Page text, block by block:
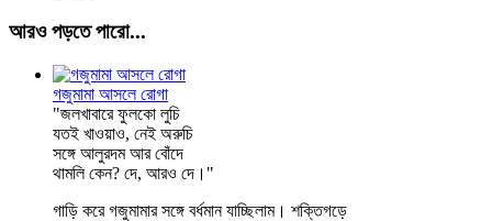
আরও পড়তে পারো...
গজুমামা আসলে রোগা
"জলখাবারে ফুলকো লুচি
যতই খাওয়াও, নেই অরুচি
সঙ্গে আলুরদম আর বোঁদে
থামলি কেন? দে, আরও দে।"
গাড়ি করে গজুমামার সঙ্গে বর্ধমান যাচ্ছিলাম। শক্তিগড়ে